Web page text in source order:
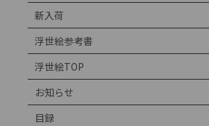
新入荷
浮世絵参考書
浮世絵TOP
お知らせ
目録